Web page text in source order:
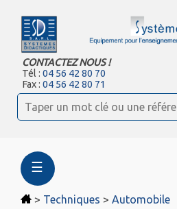
CONTACTEZ NOUS !
Tél :04 56 42 80 70
Fax :04 56 42 80 71
☰
> Techniques > Automobile